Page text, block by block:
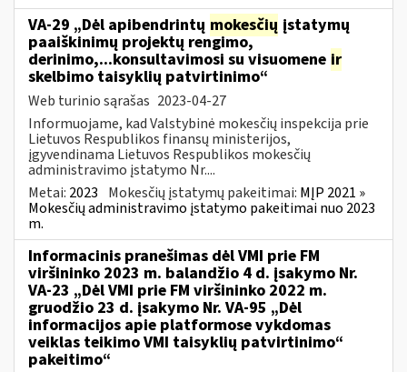
VA-29 „Dėl apibendrintų mokesčių įstatymų
paaiškinimų projektų rengimo,
derinimo,...konsultavimosi su visuomene ir
skelbimo taisyklių patvirtinimo“
Web turinio sąrašas 2023-04-27
Informuojame, kad Valstybinė mokesčių inspekcija prie
Lietuvos Respublikos finansų ministerijos,
įgyvendinama Lietuvos Respublikos mokesčių
administravimo įstatymo Nr....
Metai: 2023 Mokesčių įstatymų pakeitimai: MĮP 2021 »
Mokesčių administravimo įstatymo pakeitimai nuo 2023
m.
Informacinis pranešimas dėl VMI prie FM
viršininko 2023 m. balandžio 4 d. įsakymo Nr.
VA-23 „Dėl VMI prie FM viršininko 2022 m.
gruodžio 23 d. įsakymo Nr. VA-95 „Dėl
informacijos apie platformose vykdomas
veiklas teikimo VMI taisyklių patvirtinimo“
pakeitimo“